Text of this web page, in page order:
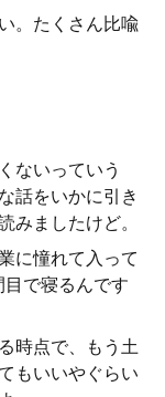
。たくさん比喩
ないっていう
話をいかに引き
みましたけど。
に憧れて入って
で寝るんです
時点で、もう土
もいいやぐらい